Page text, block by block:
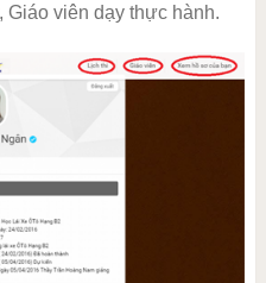
Giáo viên dạy thực hành.